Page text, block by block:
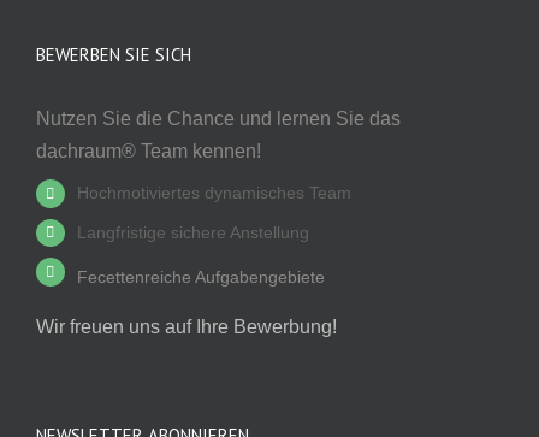
BEWERBEN SIE SICH
Nutzen Sie die Chance und lernen Sie das
dachraum® Team kennen!
Hochmotiviertes dynamisches Team
Langfristige sichere Anstellung
Fecettenreiche Aufgabengebiete
Wir freuen uns auf Ihre Bewerbung!